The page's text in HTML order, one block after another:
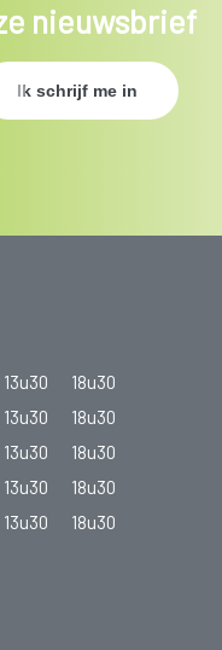
nieuwsbrief
13u30
18u30
13u30
18u30
13u30
18u30
13u30
18u30
13u30
18u30